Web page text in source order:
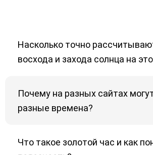
Насколько точно
восхода и захода солнца на
Почему на разных сайтах
разные времена?
Что такое золотой час и как